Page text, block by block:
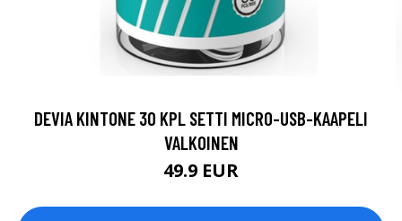
DEVIA KINTONE 30 KPL SETTI MICRO-USB-KAAPELI
VALKOINEN
49.9 EUR